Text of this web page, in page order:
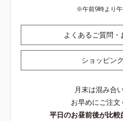
午前9時より
よくあるご質問
ショッピン
月末は混み合
お早めにご注文
平日のお昼前後が比